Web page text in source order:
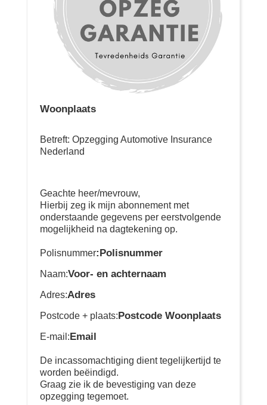
Woonplaats
Betreft: Opzegging Automotive Insurance
Nederland
Geachte heer/mevrouw,
Hierbij zeg ik mijn abonnement met
onderstaande gegevens per eerstvolgende
mogelijkheid na dagtekening op.
Polisnummer:Polisnummer
Naam:Voor- en achternaam
Adres:Adres
Postcode + plaats:Postcode Woonplaats
E-mail:Email
De incassomachtiging dient tegelijkertijd te
worden beëindigd.
Graag zie ik de bevestiging van deze
opzegging tegemoet.